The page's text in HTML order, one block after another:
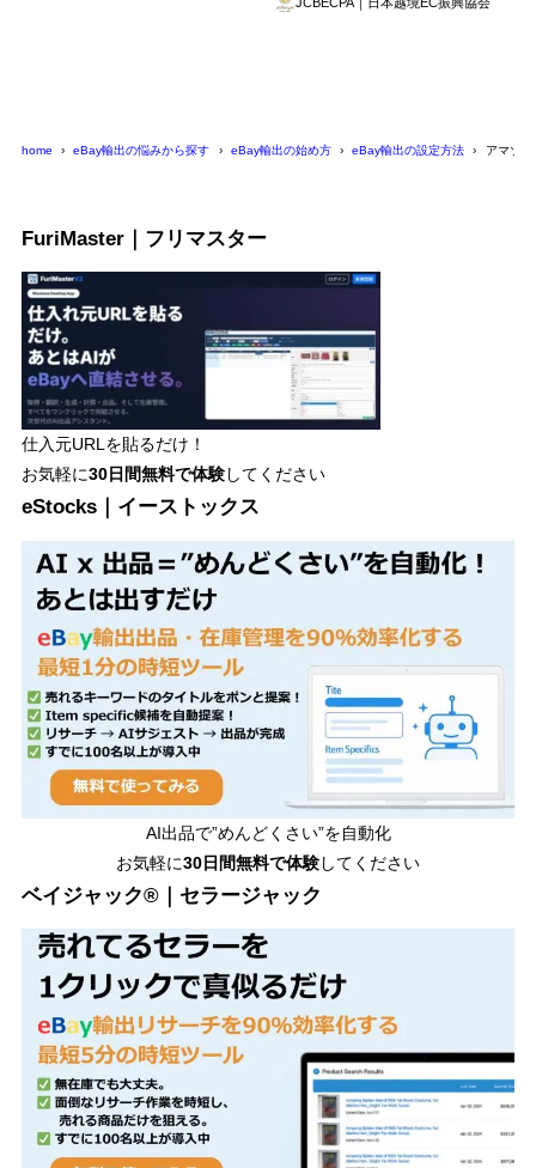
home eBay輸出の悩みから探す eBay輸出の始め方 eBay輸出の設定方法 アマゾ
FuriMaster｜フリマスター
仕入元URLを貼るだけ！
お気軽に30日間無料で体験してください
eStocks｜イーストックス
AI出品で”めんどくさい”を自動化
お気軽に30日間無料で体験してください
ベイジャック®｜セラージャック